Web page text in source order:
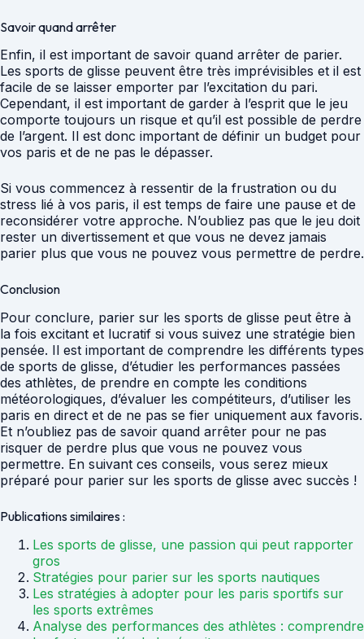
Savoir quand arrêter
Enfin, il est important de savoir quand arrêter de parier.
Les sports de glisse peuvent être très imprévisibles et il est
facile de se laisser emporter par l’excitation du pari.
Cependant, il est important de garder à l’esprit que le jeu
comporte toujours un risque et qu’il est possible de perdre
de l’argent. Il est donc important de définir un budget pour
vos paris et de ne pas le dépasser.
Si vous commencez à ressentir de la frustration ou du
stress lié à vos paris, il est temps de faire une pause et de
reconsidérer votre approche. N’oubliez pas que le jeu doit
rester un divertissement et que vous ne devez jamais
parier plus que vous ne pouvez vous permettre de perdre.
Conclusion
Pour conclure, parier sur les sports de glisse peut être à
la fois excitant et lucratif si vous suivez une stratégie bien
pensée. Il est important de comprendre les différents types
de sports de glisse, d’étudier les performances passées
des athlètes, de prendre en compte les conditions
météorologiques, d’évaluer les compétiteurs, d’utiliser les
paris en direct et de ne pas se fier uniquement aux favoris.
Et n’oubliez pas de savoir quand arrêter pour ne pas
risquer de perdre plus que vous ne pouvez vous
permettre. En suivant ces conseils, vous serez mieux
préparé pour parier sur les sports de glisse avec succès !
Publications similaires :
Les sports de glisse, une passion qui peut rapporter
gros
Stratégies pour parier sur les sports nautiques
Les stratégies à adopter pour les paris sportifs sur
les sports extrêmes
Analyse des performances des athlètes : comprendre